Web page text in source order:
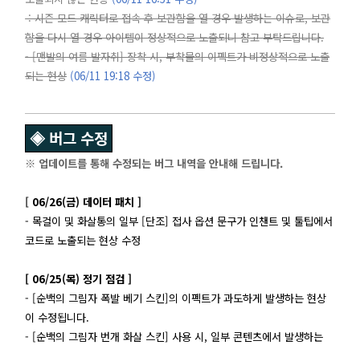
: 시즌 모드 캐릭터로 접속 후 보관함을 열 경우 발생하는 이슈로, 보관
함을 다시 열 경우 아이템이 정상적으로 노출되니 참고 부탁드립니다.
- [맨발의 여름 발자취] 장착 시, 부착물의 이펙트가 비정상적으로 노출
되는 현상 (06/11 19:18 수정)
◈ 버그 수정
※ 업데이트를 통해 수정되는 버그 내역을 안내해 드립니다.
[ 06/26(금) 데이터 패치 ]
- 목걸이 및 화살통의 일부 [단조] 접사 옵션 문구가 인챈트 및 툴팁에서
코드로 노출되는 현상 수정
[ 06/25(목) 정기 점검 ]
- [순백의 그림자 폭발 베기 스킨]의 이펙트가 과도하게 발생하는 현상
이 수정됩니다.
- [순백의 그림자 번개 화살 스킨] 사용 시, 일부 콘텐츠에서 발생하는